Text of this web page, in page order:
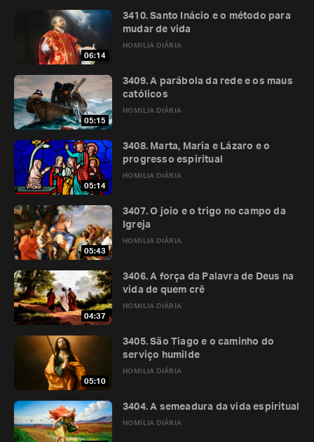
06:14
HOMILIA DIÁRIA
3410. Santo Inácio e o método para
mudar de vida
05:15
HOMILIA DIÁRIA
3409. A parábola da rede e os maus
católicos
05:14
HOMILIA DIÁRIA
3408. Marta, Maria e Lázaro e o
progresso espiritual
05:43
HOMILIA DIÁRIA
3407. O joio e o trigo no campo da
Igreja
04:37
HOMILIA DIÁRIA
3406. A força da Palavra de Deus na
vida de quem crê
05:10
HOMILIA DIÁRIA
3405. São Tiago e o caminho do
serviço humilde
HOMILIA DIÁRIA
3404. A semeadura da vida espiritual